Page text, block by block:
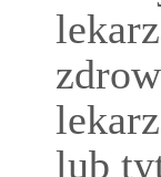
lub